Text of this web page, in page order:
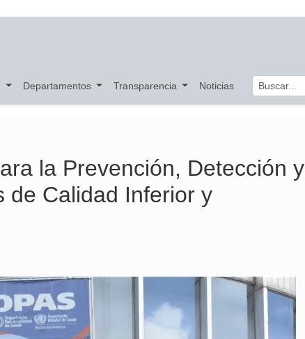
Departamentos Transparencia Noticias
la Prevención, Detección y
de Calidad Inferior y